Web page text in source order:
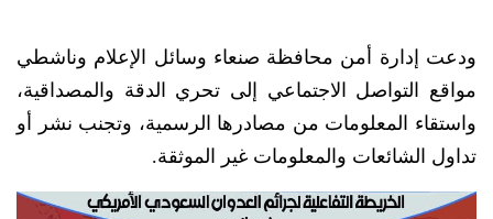
ودعت إدارة أمن محافظة صنعاء وسائل الإعلام وناشطي
مواقع التواصل الاجتماعي إلى تحري الدقة والمصداقية،
واستقاء المعلومات من مصادرها الرسمية، وتجنب نشر أو
تداول الشائعات والمعلومات غير الموثقة.